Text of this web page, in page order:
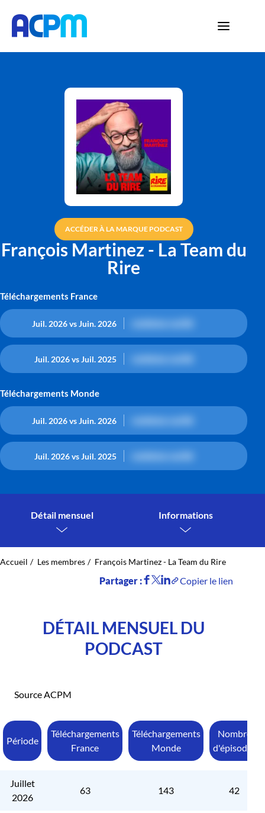
ACCÉDER À LA MARQUE PODCAST
François Martinez - La Team du
Rire
Téléchargements France
Juil. 2026 vs Juin. 2026
Juil. 2026 vs Juil. 2025
Téléchargements Monde
Juil. 2026 vs Juin. 2026
Juil. 2026 vs Juil. 2025
Détail mensuel Informations
Accueil Les membres François Martinez - La Team du Rire
Partager : Copier le lien
DÉTAIL MENSUEL DU
PODCAST
Source ACPM
Période
Téléchargements
France
Téléchargements
Monde
Nombre
d'épisodes
Juillet
2026
63 143 42